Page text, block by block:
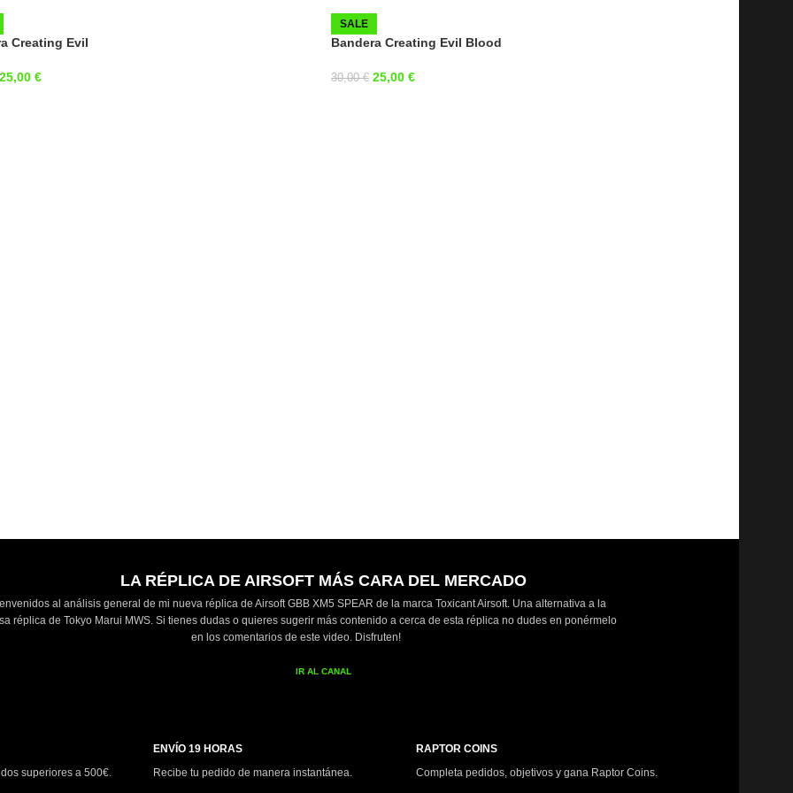
Creating Evil
25,00€
SALE
Bandera Creating Evil Blood
30,00€ 25,00 €
LA RÉPLICA DE AIRSOFT MÁS CARA DEL MERCADO
al análisis general de mi nueva réplica de Airsoft GBB XM5 SPEAR de la marca Toxicant Airsoft. Una alternativa a la
réplica de Tokyo Marui MWS. Si tienes dudas o quieres sugerir más contenido a cerca de esta réplica no dudes en ponérmelo
en los comentarios de este video. Disfruten!
IR AL CANAL
superiores a 500€.
ENVÍO 19 HORAS
Recibe tu pedido de manera instantánea.
RAPTOR COINS
Completa pedidos, objetivos y gana Raptor Coins.